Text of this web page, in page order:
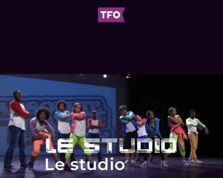
Le studio